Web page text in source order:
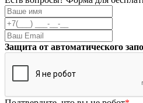
Защита от автоматического